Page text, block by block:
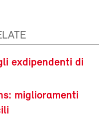
exdipendenti di
miglioramenti